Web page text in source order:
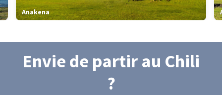
Anakena
Envie de partir au Chili
?